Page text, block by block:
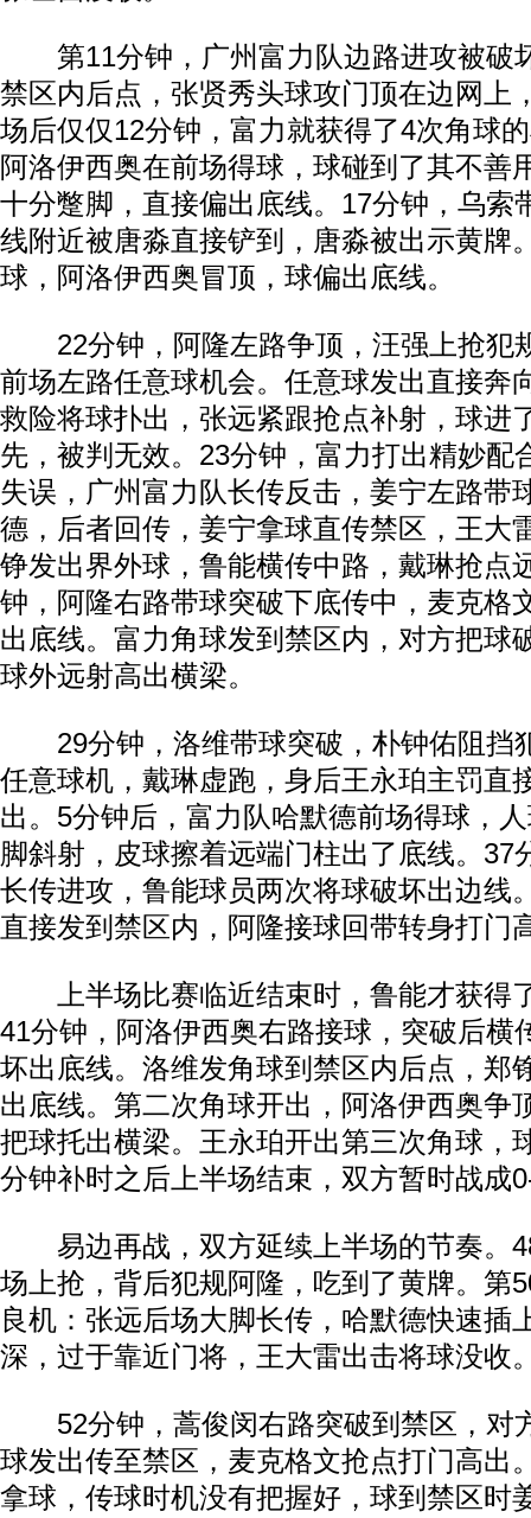
第11分钟，广州富力队边路进攻被破
禁区内后点，张贤秀头球攻门顶在边网上
场后仅仅12分钟，富力就获得了4次角球
阿洛伊西奥在前场得球，球碰到了其不善
十分蹩脚，直接偏出底线。17分钟，乌索
线附近被唐淼直接铲到，唐淼被出示黄牌
球，阿洛伊西奥冒顶，球偏出底线。
22分钟，阿隆左路争顶，汪强上抢犯
前场左路任意球机会。任意球发出直接奔
救险将球扑出，张远紧跟抢点补射，球进
先，被判无效。23分钟，富力打出精妙配
失误，广州富力队长传反击，姜宁左路带
德，后者回传，姜宁拿球直传禁区，王大
铮发出界外球，鲁能横传中路，戴琳抢点
钟，阿隆右路带球突破下底传中，麦克格
出底线。富力角球发到禁区内，对方把球
球外远射高出横梁。
29分钟，洛维带球突破，朴钟佑阻挡
任意球机，戴琳虚跑，身后王永珀主罚直
出。5分钟后，富力队哈默德前场得球，
脚斜射，皮球擦着远端门柱出了底线。37
长传进攻，鲁能球员两次将球破坏出边线
直接发到禁区内，阿隆接球回带转身打门
上半场比赛临近结束时，鲁能才获得
41分钟，阿洛伊西奥右路接球，突破后横
坏出底线。洛维发角球到禁区内后点，郑
出底线。第二次角球开出，阿洛伊西奥争
把球托出横梁。王永珀开出第三次角球，
分钟补时之后上半场结束，双方暂时战成
易边再战，双方延续上半场的节奏。
场上抢，背后犯规阿隆，吃到了黄牌。第
良机：张远后场大脚长传，哈默德快速插
深，过于靠近门将，王大雷出击将球没收
52分钟，蒿俊闵右路突破到禁区，对
球发出传至禁区，麦克格文抢点打门高出
拿球，传球时机没有把握好，球到禁区时